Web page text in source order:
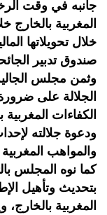
جانبه في وقت
خلال تحويلاتها
صندوق تدبير
وثمن مجلس
الجلالة على
الكفاءات المغربية
ودعوة جلالته
والمواهب
كما نوه المجلس
بتحديث وتأهيل
المغربية